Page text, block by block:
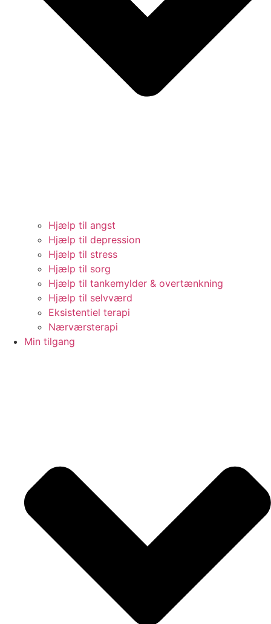
Hjælp til angst
Hjælp til depression
Hjælp til stress
Hjælp til sorg
Hjælp til tankemylder & overtænkning
Hjælp til selvværd
Eksistentiel terapi
Nærværsterapi
Min tilgang